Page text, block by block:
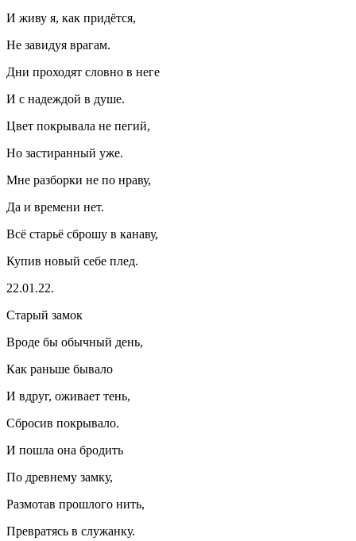
И живу я, как придётся,
Не завидуя врагам.
Дни проходят словно в неге
И с надеждой в душе.
Цвет покрывала не пегий,
Но застиранный уже.
Мне разборки не по нраву,
Да и времени нет.
Всё старьё сброшу в канаву,
Купив новый себе плед.
22.01.22.
Старый замок
Вроде бы обычный день,
Как раньше бывало
И вдруг, оживает тень,
Сбросив покрывало.
И пошла она бродить
По древнему замку,
Размотав прошлого нить,
Превратясь в служанку.